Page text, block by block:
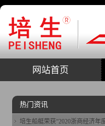
网站首页
热门资讯
培生船艇荣获“2020浙商经济年